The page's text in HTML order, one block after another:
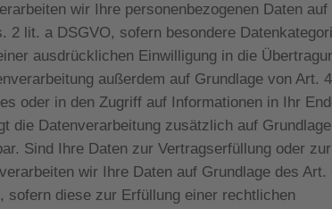
wir Ihre personenbezogenen Daten auf
2 lit. a DSGVO, sofern besondere
ausdrücklichen Einwilligung in die
außerdem auf Grundlage von Art.
oder in den Zugriff auf Informationen in Ihr
die Datenverarbeitung zusätzlich auf
Sind Ihre Daten zur Vertragserfüllung oder zur
wir Ihre Daten auf Grundlage des Art.
diese zur Erfüllung einer rechtlichen